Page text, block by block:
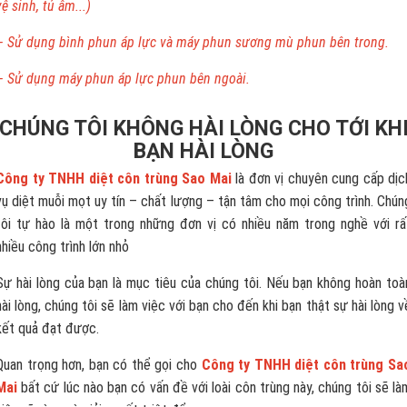
sinh, tủ âm...)
Sử dụng bình phun áp lực và máy phun sương mù phun bên trong.
Sử dụng máy phun áp lực phun bên ngoài.
TÔI KHÔNG HÀI LÒNG CHO TỚI
BẠN HÀI LÒNG
ty TNHH diệt côn trùng Sao Mailà đơn vị chuyên cung cấp
diệt muỗi mọt uy tín – chất lượng – tận tâm cho mọi công trình.
tự hào là một trong những đơn vị có nhiều năm trong nghề với
công trình lớn nhỏ
hài lòng của bạn là mục tiêu của chúng tôi. Nếu bạn không hoàn
lòng, chúng tôi sẽ làm việc với bạn cho đến khi bạn thật sự hài lòng
quả đạt được.
trọng hơn, bạn có thể gọi cho Công ty TNHH diệt côn trùng
bất cứ lúc nào bạn có vấn đề với loài côn trùng này, chúng tôi sẽ